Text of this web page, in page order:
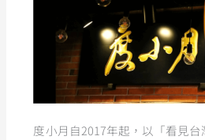
度小月自2017年起，以「看見